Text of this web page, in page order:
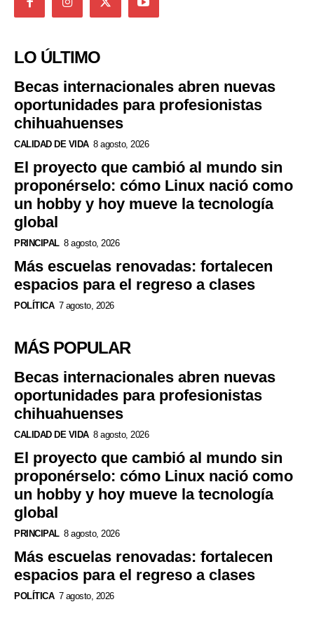
LO ÚLTIMO
Becas internacionales abren nuevas
oportunidades para profesionistas
chihuahuenses
CALIDAD DE VIDA 8 agosto, 2026
El proyecto que cambió al mundo sin
proponérselo: cómo Linux nació como
un hobby y hoy mueve la tecnología
global
PRINCIPAL 8 agosto, 2026
Más escuelas renovadas: fortalecen
espacios para el regreso a clases
POLÍTICA 7 agosto, 2026
MÁS POPULAR
Becas internacionales abren nuevas
oportunidades para profesionistas
chihuahuenses
CALIDAD DE VIDA 8 agosto, 2026
El proyecto que cambió al mundo sin
proponérselo: cómo Linux nació como
un hobby y hoy mueve la tecnología
global
PRINCIPAL 8 agosto, 2026
Más escuelas renovadas: fortalecen
espacios para el regreso a clases
POLÍTICA 7 agosto, 2026